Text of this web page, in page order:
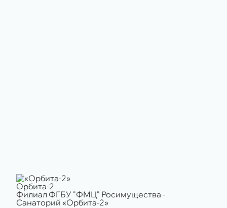
Орбита-2
Филиал ФГБУ "ФМЦ" Росимущества -
Санаторий «Орбита-2»